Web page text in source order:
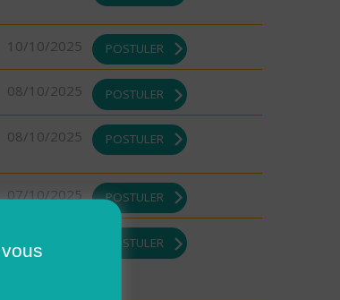
10/10/2025 POSTULER
08/10/2025 POSTULER
08/10/2025 POSTULER
07/10/2025 POSTULER
POSTULER